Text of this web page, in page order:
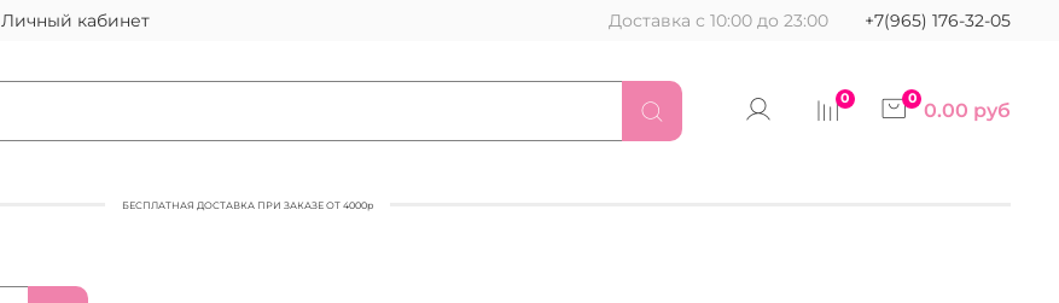
Личный кабинет Доставка с 10:00 до 23:00 +7(965) 176-32-05
0 0 0.00 руб
БЕСПЛАТНАЯ ДОСТАВКА ПРИ ЗАКАЗЕ ОТ 4000р